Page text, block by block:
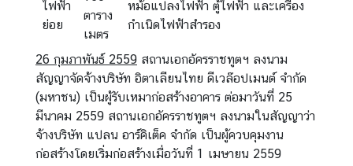
ไฟฟ้า
ย่อย
ตาราง
เมตร
หม้อแปลงไฟฟ้า ตู้ไฟฟ้า และเครื่อง
กำเนิดไฟฟ้าสำรอง
26 กุมภาพันธ์ 2559 สถานเอกอัครราชทูตฯ ลงนาม
สัญญาจัดจ้างบริษัท อิตาเลียนไทย ดีเวล๊อปเมนต์ จำกัด
(มหาชน) เป็นผู้รับเหมาก่อสร้างอาคาร ต่อมาวันที่ 25
มีนาคม 2559 สถานเอกอัครราชทูตฯ ลงนามในสัญญาว่า
จ้างบริษัท แปลน อาร์คิเต็ค จำกัด เป็นผู้ควบคุมงาน
ก่อสร้างโดยเริ่มก่อสร้างเมื่อวันที่ 1 เมษายน 2559